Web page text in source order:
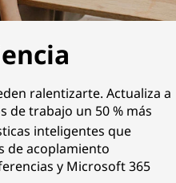
ralentizarte. Actualiza a
de trabajo un 50 % más
inteligentes que
de acoplamiento
y Microsoft 365